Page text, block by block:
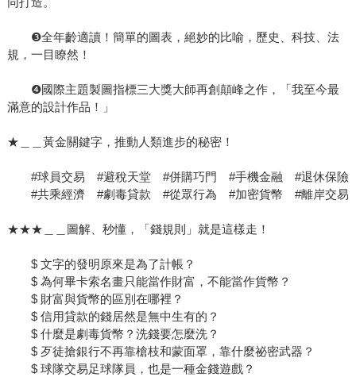
❸全年齡適讀！簡單的圖表，絕妙的比喻，歷史、科技、法
規，一目瞭然！
❹國際主題製圖指標三大獎大師再創顛峰之作，「我至今最
滿意的設計作品！」
★＿＿黃金關鍵字，推動人類進步的秘密！
#球員交易 #避稅天堂 #併購巧門 #手機金融 #退休保險
#共乘經濟 #劇毒貸款 #從眾行為 #加密貨幣 #離岸交易
★★★＿＿圖解、秒懂，「錢規則」就是這樣走！
$ 文字的發明原來是為了計帳？
$ 為何畢卡索名畫只能當作財富，不能當作貨幣？
$ 財富與貨幣的區別在哪裡？
$ 信用貸款的錢居然是無中生有的？
$ 什麼是劇毒貨幣？洗錢要怎麼洗？
$ 歹徒搶銀行不再靠槍枝和蒙面罩，靠什麼祕密武器？
$ 球隊交易足球隊員，也是一種金錢遊戲？